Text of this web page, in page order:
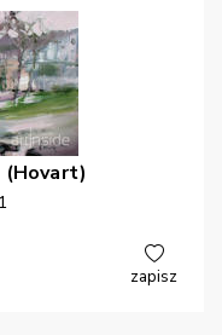
(Hovart)
zapisz